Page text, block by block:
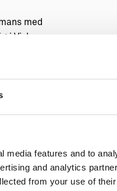
features and to
and analytics
from your use of
med
i Visby.
på Gotland,
Riksarkivet i
många
från 1860-
bildarkiv.
personalen
är
annat finns